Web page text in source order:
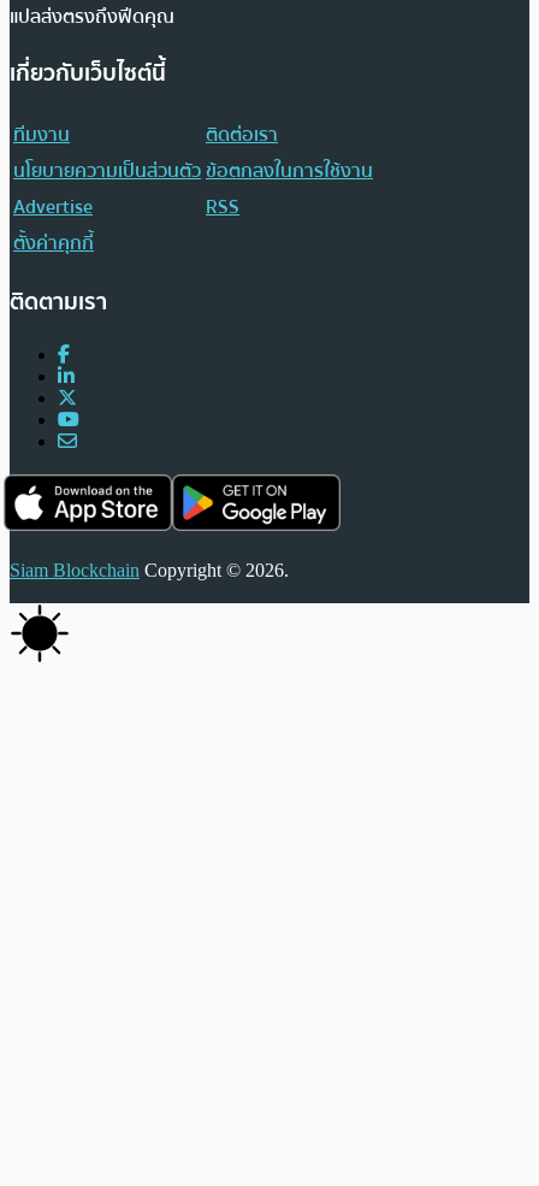
แปลส่งตรงถึงฟีดคุณ
เกี่ยวกับเว็บไซต์นี้
ทีมงาน
ติดต่อเรา
นโยบายความเป็นส่วนตัวข้อตกลงในการใช้งาน
Advertise
RSS
ตั้งค่าคุกกี้
ติดตามเรา
Siam Blockchain Copyright © 2026.